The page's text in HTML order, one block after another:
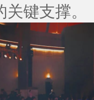
键支撑。